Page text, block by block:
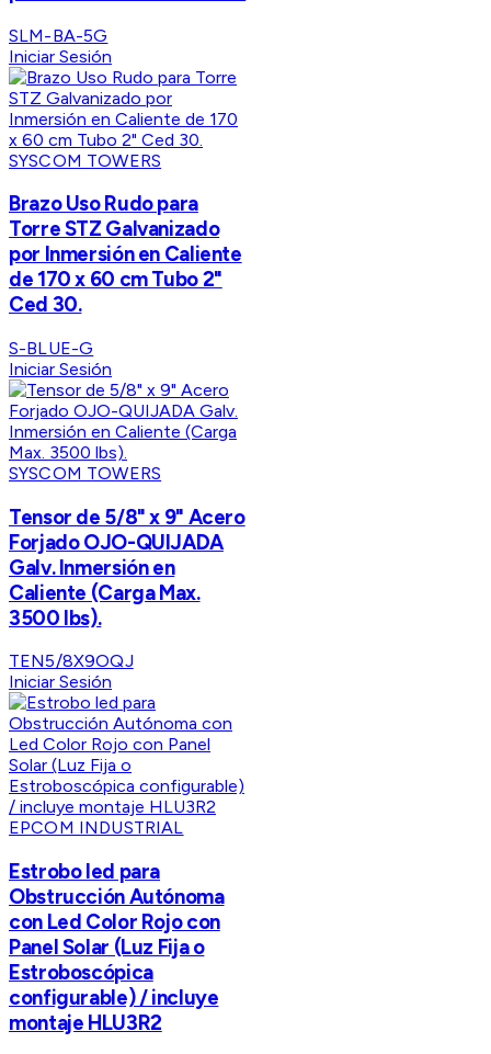
SLM-BA-5G
Iniciar Sesión
SYSCOM TOWERS
Brazo Uso Rudo para
Torre STZ Galvanizado
por Inmersión en Caliente
de 170 x 60 cm Tubo 2"
Ced 30.
S-BLUE-G
Iniciar Sesión
SYSCOM TOWERS
Tensor de 5/8" x 9" Acero
Forjado OJO-QUIJADA
Galv. Inmersión en
Caliente (Carga Max.
3500 lbs).
TEN5/8X9OQJ
Iniciar Sesión
EPCOM INDUSTRIAL
Estrobo led para
Obstrucción Autónoma
con Led Color Rojo con
Panel Solar (Luz Fija o
Estroboscópica
configurable) / incluye
montaje HLU3R2